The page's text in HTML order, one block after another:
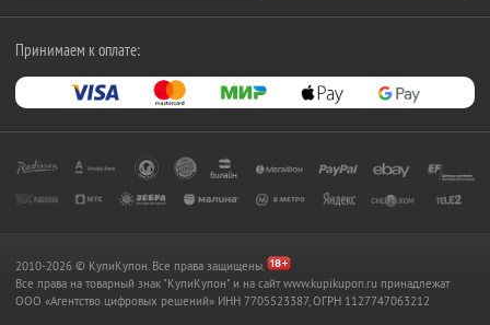
Принимаем к оплате:
2010-2026 © КупиКупон. Все права защищены.
Все права на товарный знак "КупиКупон" и на сайт www.kupikupon.ru принадлежат
OOO «Агентство цифровых решений» ИНН 7705523387, ОГРН 1127747063212